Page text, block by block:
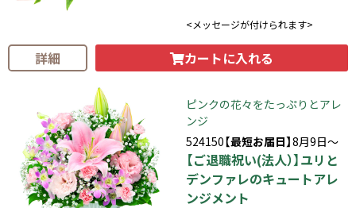
<メッセージが付けられます>
詳細 カートに入れる
ピンクの花々をたっぷりとアレ
ンジ
524150【最短お届日】8月9日～
【ご退職祝い(法人）】ユリと
デンファレのキュートアレ
ンジメント